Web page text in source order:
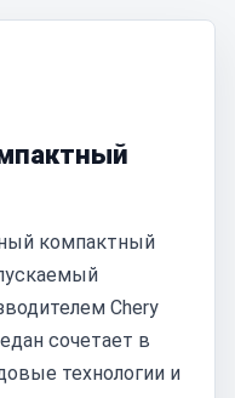
компактный
Chery
сочетает в
технологии и